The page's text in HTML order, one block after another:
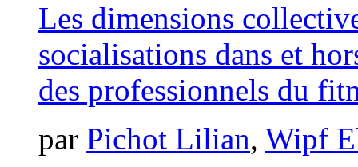
Les dimensions
socialisations dans et
des professionnels du
par Pichot Lilian, Wipf